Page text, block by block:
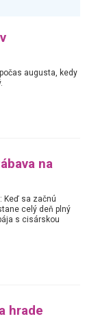
augusta, kedy
na
Keď sa začnú
celý deň plný
s cisárskou
hrade